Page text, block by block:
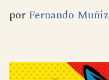
por Fernando Muñiz